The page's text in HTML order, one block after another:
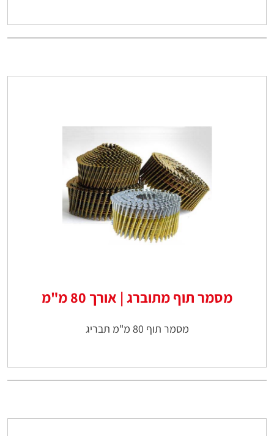
מסמר תוף מתוברג | אורך 80 מ"מ
מסמר תוף 80 מ"מ תבריג